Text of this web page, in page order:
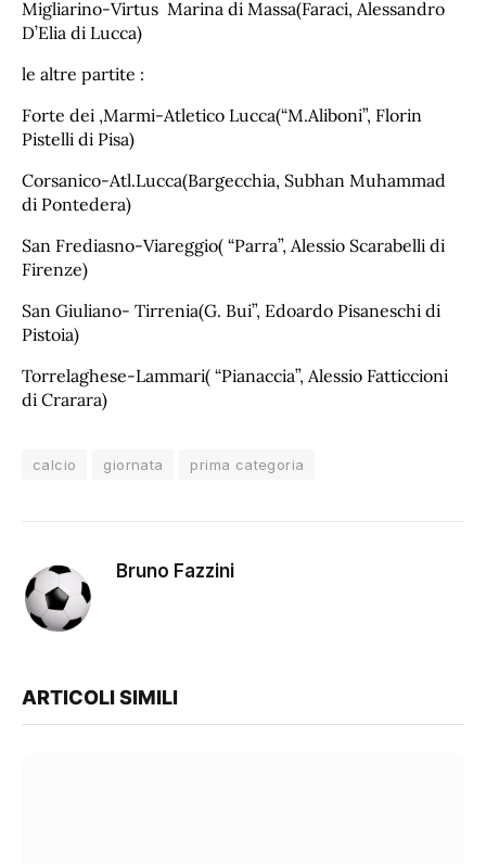
Migliarino-Virtus Marina di Massa(Faraci, Alessandro
D’Elia di Lucca)
le altre partite :
Forte dei ,Marmi-Atletico Lucca(“M.Aliboni”, Florin
Pistelli di Pisa)
Corsanico-Atl.Lucca(Bargecchia, Subhan Muhammad
di Pontedera)
San Frediasno-Viareggio( “Parra”, Alessio Scarabelli di
Firenze)
San Giuliano- Tirrenia(G. Bui”, Edoardo Pisaneschi di
Pistoia)
Torrelaghese-Lammari( “Pianaccia”, Alessio Fatticcioni
di Crarara)
calcio giornata prima categoria
Bruno Fazzini
ARTICOLI SIMILI